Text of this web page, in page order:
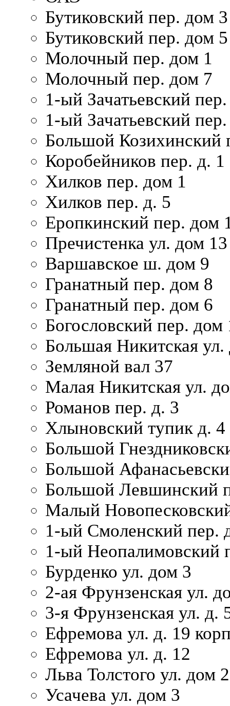
Бутиковский пер. дом 3
Бутиковский пер. дом 5
Молочный пер. дом 1
Молочный пер. дом 7
1-ый Зачатьевский
1-ый Зачатьевский
Большой Козихинский
Коробейников пер. д. 1
Хилков пер. дом 1
Хилков пер. д. 5
Еропкинский пер. дом
Пречистенка ул. дом 13
Варшавское ш. дом 9
Гранатный пер. дом 8
Гранатный пер. дом 6
Богословский пер.
Большая Никитская
Земляной вал 37
Малая Никитская ул.
Романов пер. д. 3
Хлыновский тупик д. 4
Большой
Большой
Большой Левшинский
Малый
1-ый Смоленский пер.
1-ый Неопалимовский
Бурденко ул. дом 3
2-ая Фрунзенская ул.
3-я Фрунзенская ул. д.
Ефремова ул. д. 19
Ефремова ул. д. 12
Льва Толстого ул. дом
Усачева ул. дом 3